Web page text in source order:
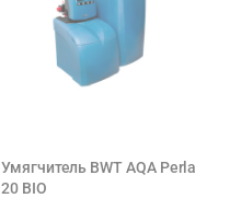
Умягчитель BWT AQA Perla
20 BIO